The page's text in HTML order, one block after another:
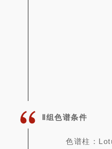
Ⅱ组色谱条件
色谱柱：